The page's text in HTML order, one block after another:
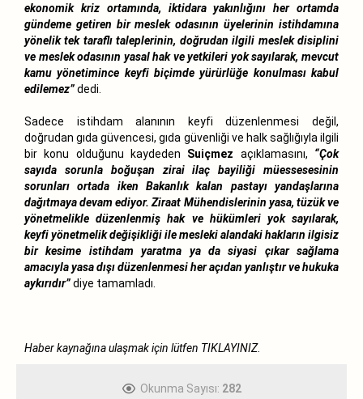
ekonomik kriz ortamında, iktidara yakınlığını her ortamda
gündeme getiren bir meslek odasının üyelerinin istihdamına
yönelik tek taraflı taleplerinin, doğrudan ilgili meslek disiplini
ve meslek odasının yasal hak ve yetkileri yok sayılarak, mevcut
kamu yönetimince keyfi biçimde yürürlüğe konulması kabul
edilemez”dedi.
Sadece istihdam alanının keyfi düzenlenmesi değil,
doğrudan gıda güvencesi, gıda güvenliği ve halk sağlığıyla ilgili
bir konu olduğunu kaydeden Suiçmez açıklamasını, “Çok
sayıda sorunla boğuşan zirai ilaç bayiliği müessesesinin
sorunları ortada iken Bakanlık kalan pastayı yandaşlarına
dağıtmaya devam ediyor. Ziraat Mühendislerinin yasa, tüzük ve
yönetmelikle düzenlenmiş hak ve hükümleri yok sayılarak,
keyfi yönetmelik değişikliği ile mesleki alandaki hakların ilgisiz
bir kesime istihdam yaratma ya da siyasi çıkar sağlama
amacıyla yasa dışı düzenlenmesi her açıdan yanlıştır ve hukuka
aykırıdır”diye tamamladı.
Haber kaynağına ulaşmak için lütfen TIKLAYINIZ.
Okunma Sayısı: 282